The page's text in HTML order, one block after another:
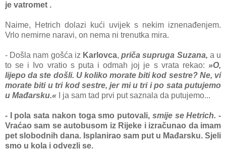
je vatromet .
Naime, Hetrich dolazi kući uvijek s nekim iznenađenjem.
Vrlo nemirne naravi, on nema ni trenutka mira.
- Došla nam gošća iz Karlovca,priča supruga Suzana, a u
to se i Ivo vratio s puta i odmah joj je s vrata rekao: »O,
lijepo da ste došli. U koliko morate biti kod sestre? Ne, vi
morate biti u tri kod sestre, jer mi u tri i po sata putujemo
u Mađarsku.« I ja sam tad prvi put saznala da putujemo...
- I pola sata nakon toga smo putovali, smije se Hetrich. -
Vraćao sam se autobusom iz Rijeke i izračunao da imam
pet slobodnih dana. Isplanirao sam put u Mađarsku. Sjeli
smo u kola i odvezli se.